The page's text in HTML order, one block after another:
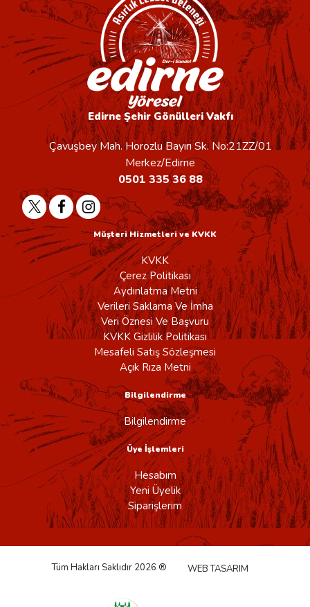
Edirne Şehir Gönülleri Vakfı
Çavuşbey Mah. Horozlu Bayırı Sk. No:21ZZ/01
Merkez/Edirne
0501 335 36 88
Müşteri Hizmetleri ve KVKK
KVKK
Çerez Politikası
Aydınlatma Metni
Verileri Saklama Ve İmha
Veri Öznesi Ve Başvuru
KVKK Gizlilik Politikası
Mesafeli Satış Sözleşmesi
Açık Rıza Metni
Bilgilendirme
Bilgilendirme
Üye İşlemleri
Hesabım
Yeni Üyelik
Siparişlerim
Tüm Hakları Saklıdır 2026 ® WEB TASARIM